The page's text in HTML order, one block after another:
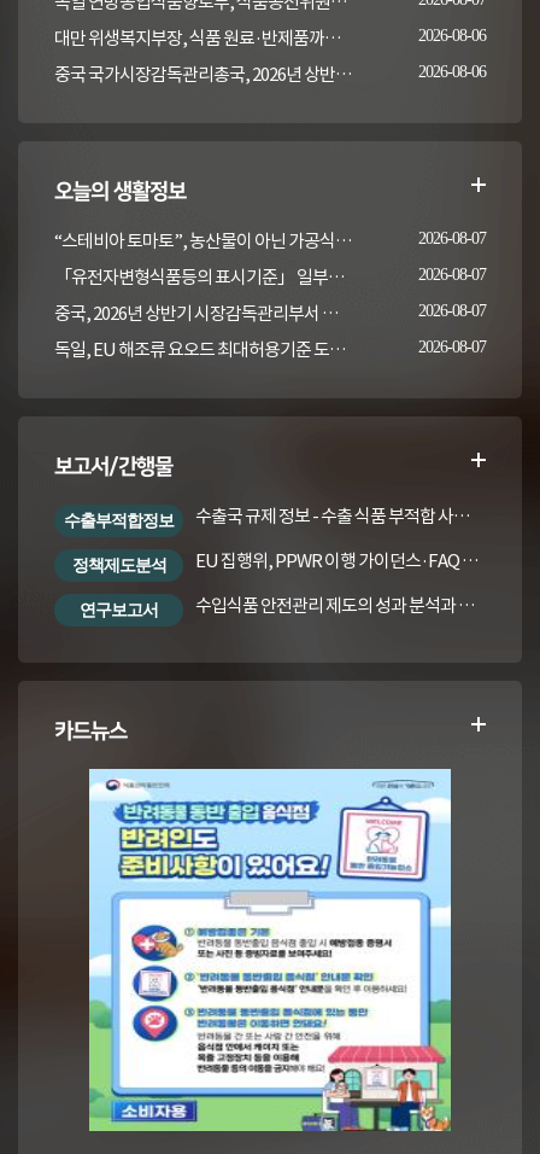
대만 위생복지부장, 식품 원료·반제품까지 이상 통보 의무 확대 추진 2026-08-06
중국 국가시장감독관리총국, 2026년 상반기 시장감독관리부서 식품안전 감독 샘플검사 현황 통보 2026-08-06
오늘의 생활정보
“스테비아 토마토”, 농산물이 아닌 가공식품입니다 2026-08-07
「유전자변형식품등의 표시기준」 일부개정고시(안) 행정예고(식품의약품안전처 공고 제2026-389호, 2026. 8. 5.) 2026-08-07
중국, 2026년 상반기 시장감독관리부서 식품안전 감독 샘플검사 현황 통보 2026-08-07
독일, EU 해조류 요오드 최대허용기준 도입안 평가... 요오드 함량 표시 및 경고문 권고 2026-08-07
보고서/간행물
수출부적합정보 수출국 규제 정보 - 수출 식품 부적합 사례 및 관련 기준·규격('26년 1분기)
정책제도분석 EU 집행위, PPWR 이행 가이던스·FAQ 번역본
연구보고서 수입식품 안전관리 제도의 성과 분석과 수입식품법령의 재정비 방안
카드뉴스